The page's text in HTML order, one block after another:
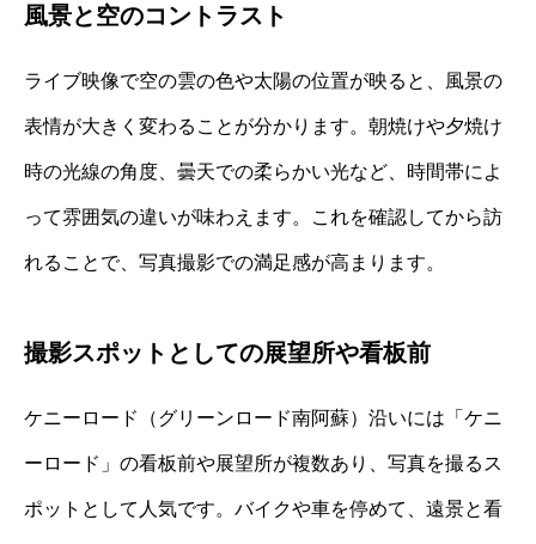
風景と空のコントラスト
ライブ映像で空の雲の色や太陽の位置が映ると、風景の
表情が大きく変わることが分かります。朝焼けや夕焼け
時の光線の角度、曇天での柔らかい光など、時間帯によ
って雰囲気の違いが味わえます。これを確認してから訪
れることで、写真撮影での満足感が高まります。
撮影スポットとしての展望所や看板前
ケニーロード（グリーンロード南阿蘇）沿いには「ケニ
ーロード」の看板前や展望所が複数あり、写真を撮るス
ポットとして人気です。バイクや車を停めて、遠景と看